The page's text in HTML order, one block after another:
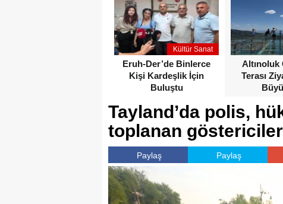
Kültür Sanat
Eruh-Der’de Binlerce
Kişi Kardeşlik İçin
Buluştu
Altınoluk
Terası
Tayland’da polis,
toplanan göstericileri
Paylaş Paylaş